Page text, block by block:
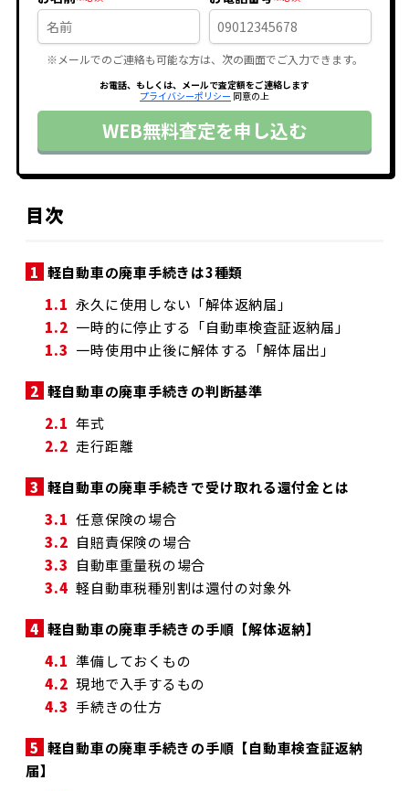
※メールでのご連絡も可能な方は、次の画面でご入力できます。
お電話、もしくは、メールで査定額をご連絡します
プライバシーポリシー 同意の上
WEB無料査定を申し込む
目次
1 軽自動車の廃車手続きは3種類
1.1 永久に使用しない「解体返納届」
1.2 一時的に停止する「自動車検査証返納届」
1.3 一時使用中止後に解体する「解体届出」
2 軽自動車の廃車手続きの判断基準
2.1 年式
2.2 走行距離
3 軽自動車の廃車手続きで受け取れる還付金とは
3.1 任意保険の場合
3.2 自賠責保険の場合
3.3 自動車重量税の場合
3.4 軽自動車税種別割は還付の対象外
4 軽自動車の廃車手続きの手順【解体返納】
4.1 準備しておくもの
4.2 現地で入手するもの
4.3 手続きの仕方
5 軽自動車の廃車手続きの手順【自動車検査証返納
届】